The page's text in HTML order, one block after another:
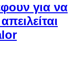
για να